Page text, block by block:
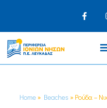
Home » Beaches » Ρούδα –